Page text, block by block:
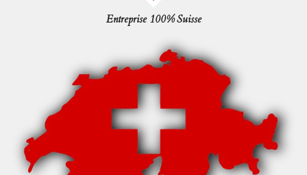
Entreprise 100% Suisse